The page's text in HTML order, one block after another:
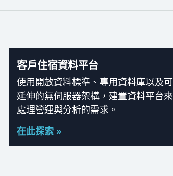
客戶住宿資料平台
使用開放資料標準、專用資料庫以及可
延伸的無伺服器架構，建置資料平台來
處理營運與分析的需求。
在此探索 »